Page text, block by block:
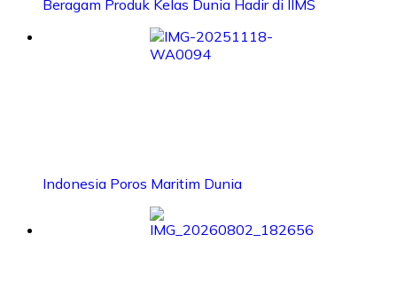
Beragam Produk Kelas Dunia Hadir di IIMS
Indonesia Poros Maritim Dunia